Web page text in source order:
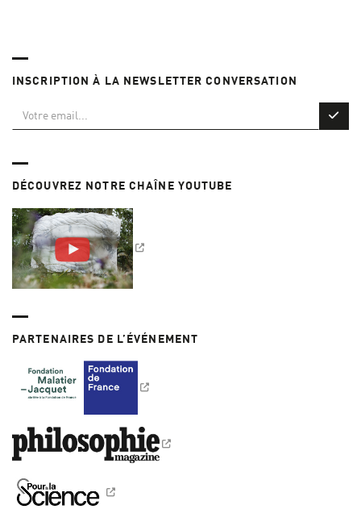
INSCRIPTION À LA NEWSLETTER CONVERSATION
DÉCOUVREZ NOTRE CHAÎNE YOUTUBE
PARTENAIRES DE L’ÉVÉNEMENT